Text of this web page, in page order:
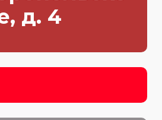
д. 4